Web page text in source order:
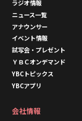
ラジオ情報
ニュース一覧
アナウンサー
イベント情報
試写会・プレゼント
ＹＢＣオンデマンド
YBCトピックス
YBCアプリ
会社情報